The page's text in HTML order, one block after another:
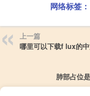
网络标签：
上一篇
哪里可以下载f lux的
肺部占位